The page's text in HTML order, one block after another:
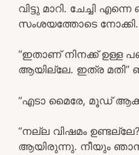
വിട്ടു മാറി. ചേച്ചി
സംശയത്തോടെ നോക്കി.
“ഇതാണ് നിനക്ക് ഉള്ള
ആയില്ലേ. ഇത്ര മതി”
“എടാ മൈരേ, മൂഡ്
“നല്ല വിഷമം
ആയിരുന്നു. നീയും